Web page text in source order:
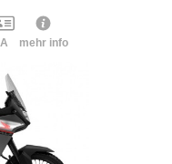
A mehr info